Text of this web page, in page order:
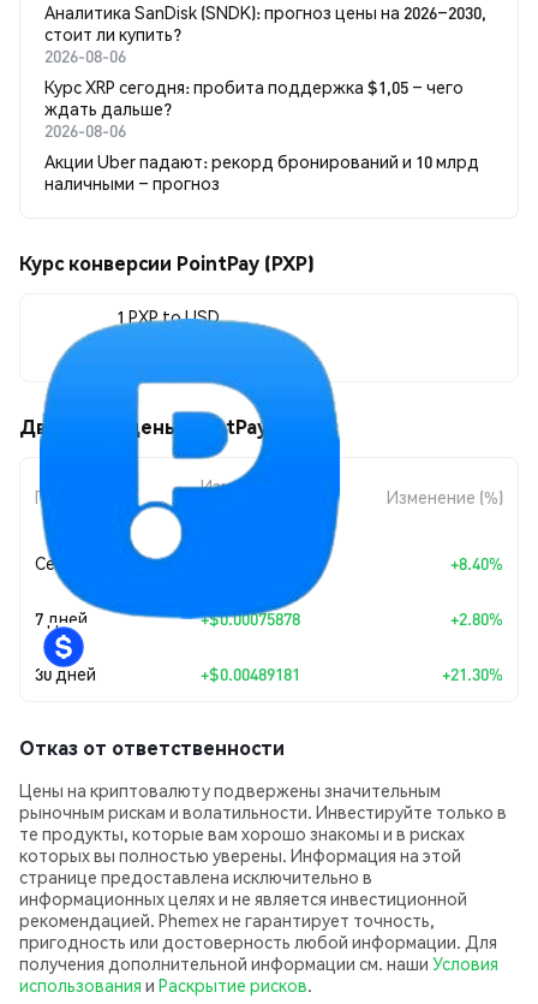
Аналитика SanDisk (SNDK): прогноз цены на 2026–2030,
стоит ли купить?
2026-08-06
Курс XRP сегодня: пробита поддержка $1,05 – чего
ждать дальше?
2026-08-06
Акции Uber падают: рекорд бронирований и 10 млрд
наличными – прогноз
Курс конверсии PointPay (PXP)
1 PXP to USD
Движения цены PointPay (PXP)
Период
Изменение
Изменение (%)
Сегодня +8.40%
7 дней +$0.00075878 +2.80%
30 дней +$0.00489181 +21.30%
Отказ от ответственности
Цены на криптовалюту подвержены значительным
рыночным рискам и волатильности. Инвестируйте только в
те продукты, которые вам хорошо знакомы и в рисках
которых вы полностью уверены. Информация на этой
странице предоставлена исключительно в
информационных целях и не является инвестиционной
рекомендацией. Phemex не гарантирует точность,
пригодность или достоверность любой информации. Для
получения дополнительной информации см. наши Условия
использования и Раскрытие рисков.